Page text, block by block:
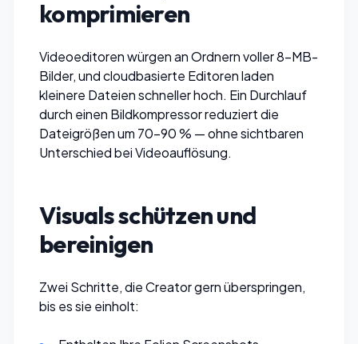
komprimieren
Videoeditoren würgen an Ordnern voller 8-MB-
Bilder, und cloudbasierte Editoren laden
kleinere Dateien schneller hoch. Ein Durchlauf
durch einen Bildkompressorreduziert die
Dateigrößen um 70–90 % — ohne sichtbaren
Unterschied bei Videoauflösung.
Visuals schützen und
bereinigen
Zwei Schritte, die Creator gern überspringen,
bis es sie einholt: